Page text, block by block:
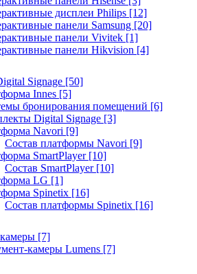
дисплеи Philips [12]
панели Samsung [20]
панели Vivitek [1]
панели Hikvision [4]
Signage [50]
Innes [5]
бронирования помещений [6]
Digital Signage [3]
Navori [9]
Состав платформы Navori [9]
SmartPlayer [10]
Состав SmartPlayer [10]
LG [1]
Spinetix [16]
Состав платформы Spinetix [16]
[7]
камеры Lumens [7]